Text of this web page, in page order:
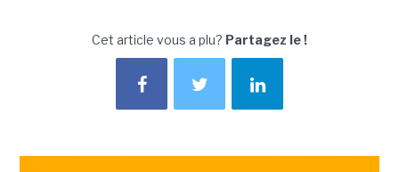
Cet article vous a plu? Partagez le !